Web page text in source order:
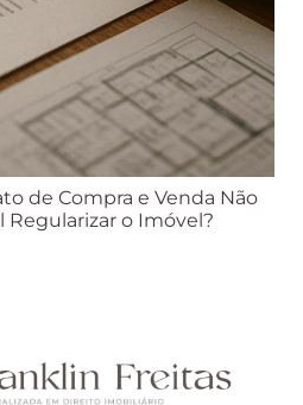
de Compra e Venda Não
Regularizar o Imóvel?